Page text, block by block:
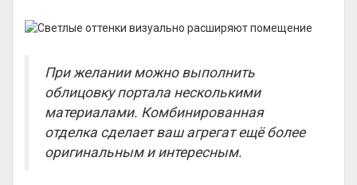
При желании можно выполнить
облицовку портала несколькими
материалами. Комбинированная
отделка сделает ваш агрегат ещё более
оригинальным и интересным.